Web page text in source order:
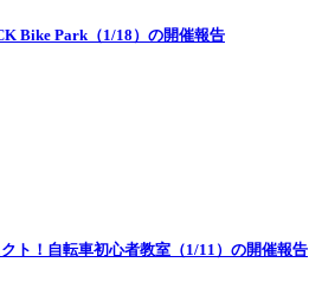
Bike Park（1/18）の開催報告
ト！自転車初心者教室（1/11）の開催報告